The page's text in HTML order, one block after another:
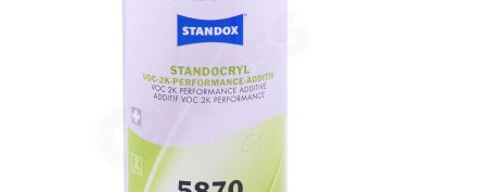
CONSOMMABLE CARROSSERIE
OUTILLAGE CARROSSERIE
ÉQUIPEMENT ATELIER CARROSSERIE
INSTALLATION LABO